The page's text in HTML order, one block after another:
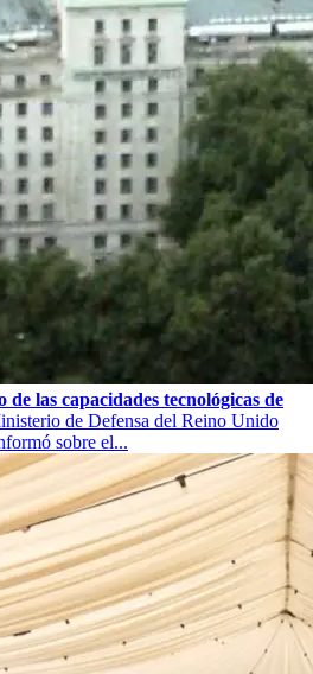
de las capacidades tecnológicas de
de Defensa del Reino Unido
sobre el...